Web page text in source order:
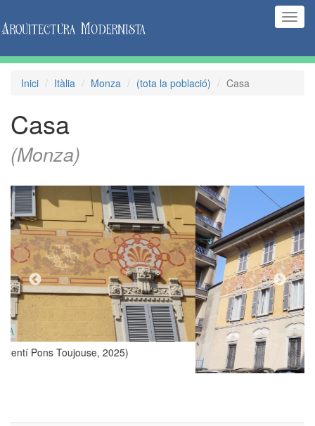
Inici Itàlia Monza (tota la població) Casa
Casa
(Monza)